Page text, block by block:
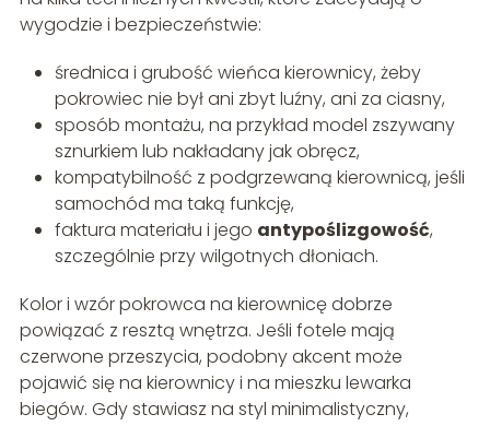
wygodzie i bezpieczeństwie:
średnica i grubość wieńca kierownicy, żeby
pokrowiec nie był ani zbyt luźny, ani za ciasny,
sposób montażu, na przykład model zszywany
sznurkiem lub nakładany jak obręcz,
kompatybilność z podgrzewaną kierownicą, jeśli
samochód ma taką funkcję,
faktura materiału i jego antypoślizgowość,
szczególnie przy wilgotnych dłoniach.
Kolor i wzór pokrowca na kierownicę dobrze
powiązać z resztą wnętrza. Jeśli fotele mają
czerwone przeszycia, podobny akcent może
pojawić się na kierownicy i na mieszku lewarka
biegów. Gdy stawiasz na styl minimalistyczny,